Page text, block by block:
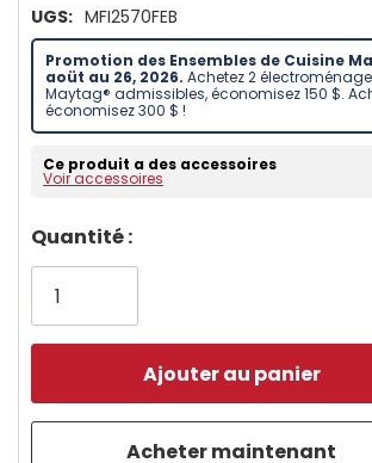
UGS: MFI2570FEB
Promotion des Ensembles de Cuisine
aoüt au 26, 2026. Achetez 2
Maytag® admissibles, économisez 150 $.
économisez 300 $ !
Ce produit a des accessoires
Voir accessoires
Dépêchez-
vous!
plus
Quantité :